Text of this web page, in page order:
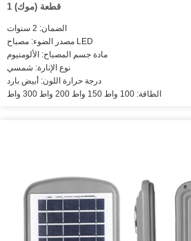
1 قطعة (موك)
الضمان: 2 سنوات
مصدر الضوء: مصباح LED
مادة جسم المصباح: الألومنيوم
نوع الإنارة: شمسي
درجة حرارة اللون: أبيض بارد
الطاقة: 100 واط 150 واط 200 واط 300 واط